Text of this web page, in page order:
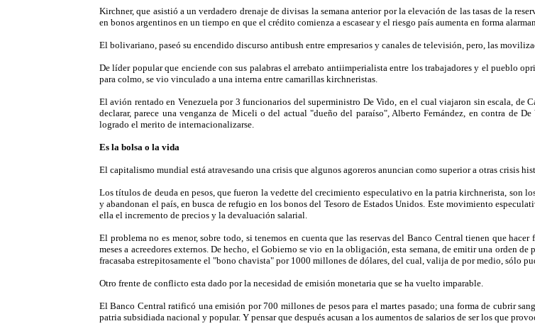
Kirchner, que asistió a un verdadero drenaje de divisas la semana anterior por la elevación de las tasas de la
en bonos argentinos en un tiempo en que el crédito comienza a escasear y el riesgo país aumenta en forma
El bolivariano, paseó su encendido discurso antibush entre empresarios y canales de televisión, pero, las
De líder popular que enciende con sus palabras el arrebato antiimperialista entre los trabajadores y el pueblo
para colmo, se vio vinculado a una interna entre camarillas kirchneristas.
El avión rentado en Venezuela por 3 funcionarios del superministro De Vido, en el cual viajaron sin escala, de
declarar, parece una venganza de Miceli o del actual "dueño del paraíso", Alberto Fernández, en contra de
logrado el merito de internacionalizarse.
Es la bolsa o la vida
El capitalismo mundial está atravesando una crisis que algunos agoreros anuncian como superior a otras crisis
Los títulos de deuda en pesos, que fueron la vedette del crecimiento especulativo en la patria kirchnerista, son
y abandonan el país, en busca de refugio en los bonos del Tesoro de Estados Unidos. Este movimiento
ella el incremento de precios y la devaluación salarial.
El problema no es menor, sobre todo, si tenemos en cuenta que las reservas del Banco Central tienen que
meses a acreedores externos. De hecho, el Gobierno se vio en la obligación, esta semana, de emitir una orden
fracasaba estrepitosamente el "bono chavista" por 1000 millones de dólares, del cual, valija de por medio, sólo
Otro frente de conflicto esta dado por la necesidad de emisión monetaria que se ha vuelto imparable.
El Banco Central ratificó una emisión por 700 millones de pesos para el martes pasado; una forma de cubrir
patria subsidiada nacional y popular. Y pensar que después acusan a los aumentos de salarios de ser los que